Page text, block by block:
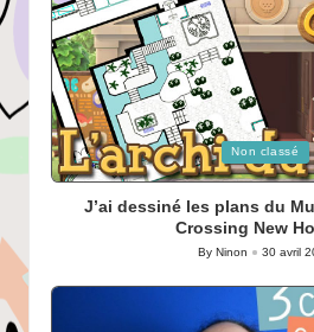
Posted
in
Non classé
J’ai dessiné les plans du
Crossing New
Posted
By Ninon 30 avril